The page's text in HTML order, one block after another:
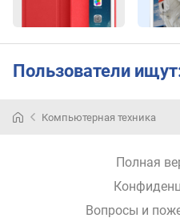
к
с
о
ъ
Пользователи
НадёжныеКомпьютерная техника
Полная
Вопросы и